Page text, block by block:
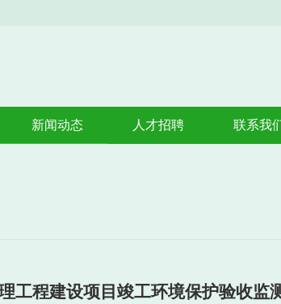
新闻动态 人才招聘 联系我
工程建设项目竣工环境保护验收监